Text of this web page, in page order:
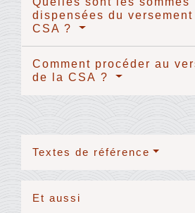
dispensées du versement
CSA ?
Comment procéder au
de la CSA ?
Textes de référence
Et aussi